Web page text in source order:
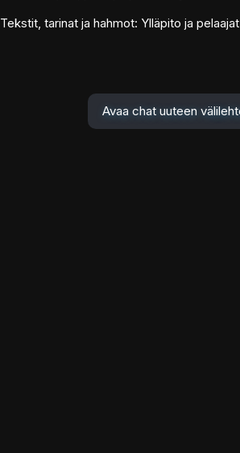
Tekstit, tarinat ja hahmot: Ylläpito ja pelaajat
Avaa chat uuteen